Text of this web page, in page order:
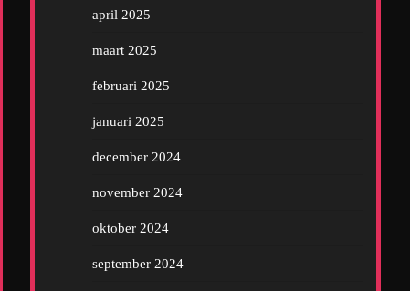
april 2025
maart 2025
februari 2025
januari 2025
december 2024
november 2024
oktober 2024
september 2024